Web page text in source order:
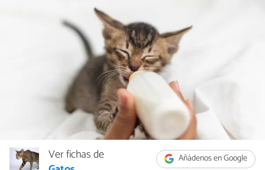
Añádenos en Google
Ver fichas de